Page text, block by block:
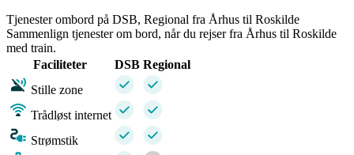
Tjenester ombord på DSB, Regional fra Århus til Roskilde
Sammenlign tjenester om bord, når du rejser fra Århus til Roskilde
med train.
Faciliteter
DSB Regional
Stille zone
Trådløst internet
Strømstik